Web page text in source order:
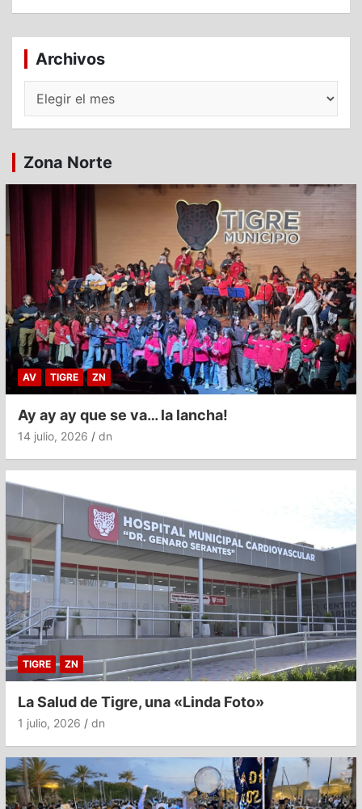
Archivos
Archivos
Zona Norte
AV TIGRE ZN
Ay ay ay que se va… la lancha!
14 julio, 2026 dn
TIGRE ZN
La Salud de Tigre, una «Linda Foto»
1 julio, 2026 dn